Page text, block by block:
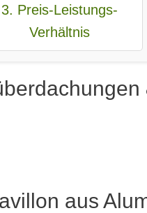
3. Preis-Leistungs-
Verhältnis
aus